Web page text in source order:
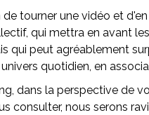
tourner une vidéo et
qui mettra en avant
qui peut agréablement
quotidien, en
dans la perspective de
consulter, nous serons